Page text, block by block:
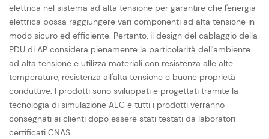
elettrica nel sistema ad alta tensione per garantire che l'energia
elettrica possa raggiungere vari componenti ad alta tensione in
modo sicuro ed efficiente. Pertanto, il design del cablaggio della
PDU di AP considera pienamente la particolarità dell'ambiente
ad alta tensione e utilizza materiali con resistenza alle alte
temperature, resistenza all'alta tensione e buone proprietà
conduttive. I prodotti sono sviluppati e progettati tramite la
tecnologia di simulazione AEC e tutti i prodotti verranno
consegnati ai clienti dopo essere stati testati da laboratori
certificati CNAS.